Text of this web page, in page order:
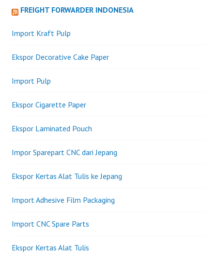
FREIGHT FORWARDER INDONESIA
Import Kraft Pulp
Ekspor Decorative Cake Paper
Import Pulp
Ekspor Cigarette Paper
Ekspor Laminated Pouch
Impor Sparepart CNC dari Jepang
Ekspor Kertas Alat Tulis ke Jepang
Import Adhesive Film Packaging
Import CNC Spare Parts
Ekspor Kertas Alat Tulis